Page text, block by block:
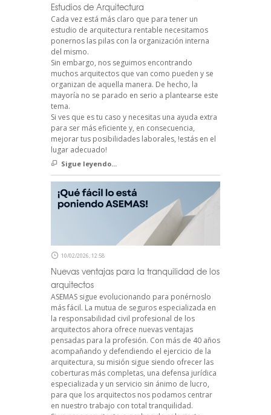
Estudios de Arquitectura
Cada vez está más claro que para tener un
estudio de arquitectura rentable necesitamos
ponernos las pilas con la organización interna
del mismo.
Sin embargo, nos seguimos encontrando
muchos arquitectos que van como pueden y se
organizan de aquella manera. De hecho, la
mayoría no se parado en serio a plantearse este
tema.
Si ves que es tu caso y necesitas una ayuda extra
para ser más eficiente y, en consecuencia,
mejorar tus posibilidades laborales, !estás en el
lugar adecuado!
Sigue leyendo...
10/02/2026, 12:58
Nuevas ventajas para la tranquilidad de los
arquitectos
ASEMAS sigue evolucionando para ponérnoslo
más fácil. La mutua de seguros especializada en
la responsabilidad civil profesional de los
arquitectos ahora ofrece nuevas ventajas
pensadas para la profesión. Con más de 40 años
acompañando y defendiendo el ejercicio de la
arquitectura, su misión sigue siendo ofrecer las
coberturas más completas, una defensa jurídica
especializada y un servicio sin ánimo de lucro,
para que los arquitectos nos podamos centrar
en nuestro trabajo con total tranquilidad.